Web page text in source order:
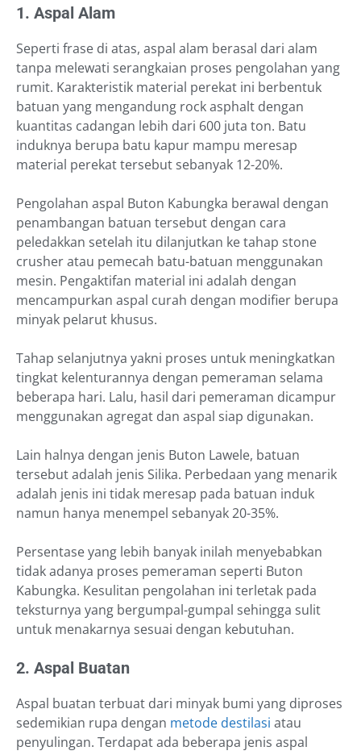
1. Aspal Alam
Seperti frase di atas, aspal alam berasal dari alam
tanpa melewati serangkaian proses pengolahan yang
rumit. Karakteristik material perekat ini berbentuk
batuan yang mengandung rock asphalt dengan
kuantitas cadangan lebih dari 600 juta ton. Batu
induknya berupa batu kapur mampu meresap
material perekat tersebut sebanyak 12-20%.
Pengolahan aspal Buton Kabungka berawal dengan
penambangan batuan tersebut dengan cara
peledakkan setelah itu dilanjutkan ke tahap stone
crusher atau pemecah batu-batuan menggunakan
mesin. Pengaktifan material ini adalah dengan
mencampurkan aspal curah dengan modifier berupa
minyak pelarut khusus.
Tahap selanjutnya yakni proses untuk meningkatkan
tingkat kelenturannya dengan pemeraman selama
beberapa hari. Lalu, hasil dari pemeraman dicampur
menggunakan agregat dan aspal siap digunakan.
Lain halnya dengan jenis Buton Lawele, batuan
tersebut adalah jenis Silika. Perbedaan yang menarik
adalah jenis ini tidak meresap pada batuan induk
namun hanya menempel sebanyak 20-35%.
Persentase yang lebih banyak inilah menyebabkan
tidak adanya proses pemeraman seperti Buton
Kabungka. Kesulitan pengolahan ini terletak pada
teksturnya yang bergumpal-gumpal sehingga sulit
untuk menakarnya sesuai dengan kebutuhan.
2. Aspal Buatan
Aspal buatan terbuat dari minyak bumi yang diproses
sedemikian rupa dengan metode destilasi atau
penyulingan. Terdapat ada beberapa jenis aspal